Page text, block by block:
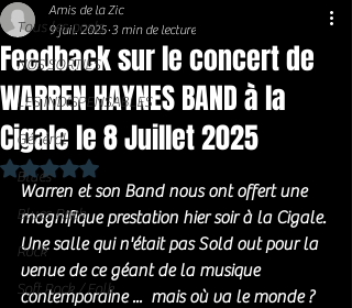
Tous les posts
NOS SORTIES
LES INDISPENSABLES
Général
Blues
Blues Rock
Rock
Soft Rock / Folk
Feedback sur le concert de
WARREN HAYNES BAND à la
Cigale le 8 Juillet 2025
Amis de la Zic
9 juil. 2025 3 min de lecture
Noté NaN étoiles sur 5.
Warren et son Band nous ont offert une
magnifique prestation hier soir à la Cigale.
Une salle qui n'était pas Sold out pour la
venue de ce géant de la musique
contemporaine ...  mais où va le monde ?